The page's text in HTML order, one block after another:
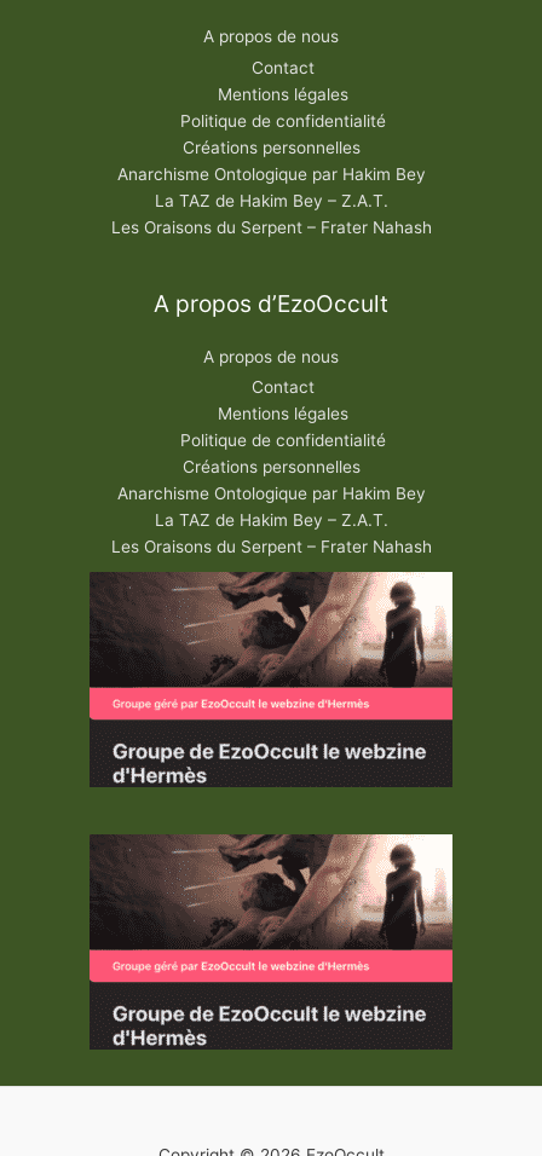
A propos de nous
Contact
Mentions légales
Politique de confidentialité
Créations personnelles
Anarchisme Ontologique par Hakim Bey
La TAZ de Hakim Bey – Z.A.T.
Les Oraisons du Serpent – Frater Nahash
A propos d’EzoOccult
A propos de nous
Contact
Mentions légales
Politique de confidentialité
Créations personnelles
Anarchisme Ontologique par Hakim Bey
La TAZ de Hakim Bey – Z.A.T.
Les Oraisons du Serpent – Frater Nahash